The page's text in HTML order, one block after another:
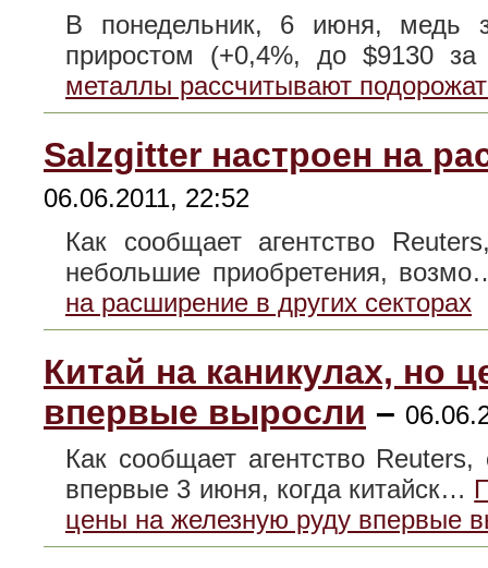
В понедельник, 6 июня, медь
приростом (+0,4%, до $9130
металлы рассчитывают
Salzgitter настроен на
06.06.2011, 22:52
Как сообщает агентство
небольшие приобретения,
на расширение в других секторах
Китай на каникулах, но
впервые выросли –
Как сообщает агентство
впервые 3 июня, когда китайск…
цены на железную руду впервые